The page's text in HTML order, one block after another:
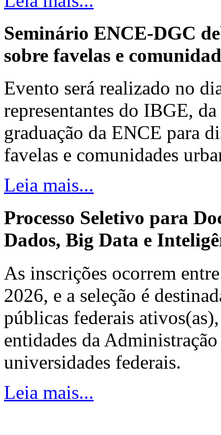
Seminário ENCE-DGC
sobre favelas e
Evento será realizado no
representantes do IBGE,
graduação da ENCE para
favelas e comunidades
Leia mais...
Processo Seletivo para
Dados, Big Data e
As inscrições ocorrem
2026, e a seleção é
públicas federais
entidades da
universidades federais.
Leia mais...